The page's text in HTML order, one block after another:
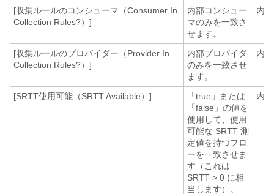
[収集ルールのコンシューマ（Consumer In
Collection Rules?）]
内部コンシュー
マのみを一致さ
せます。
内線
[収集ルールのプロバイダー（Provider In
Collection Rules?）]
内部プロバイダ
のみを一致させ
ます。
内線
[SRTT使用可能（SRTT Available）]
「true」または
「false」の値を
使用して、使用
可能な SRTT 測
定値を持つフロ
ーを一致させま
す（これは
SRTT > 0 に相
当します）。
内線